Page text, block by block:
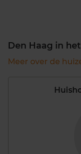
Den Haag in
Meer over de